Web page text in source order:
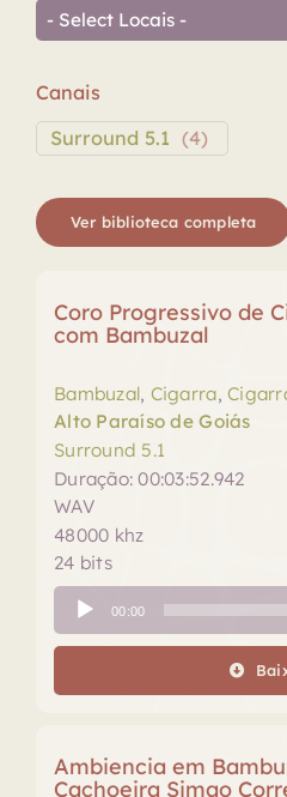
Canais
Surround 5.1 (4)
Ver biblioteca completa
Coro Progressivo de
com Bambuzal
Bambuzal, Cigarra,
Alto Paraíso de Goiás
Surround 5.1
Duração: 00:03:52.942
WAV
48000 khz
24 bits
Tocador
de
áudio
00:00
Ambiencia em
Cachoeira Simao